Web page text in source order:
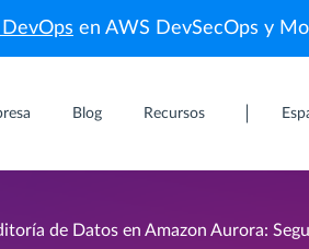
en AWS DevSecOps y
Blog Recursos
de Datos en Amazon Aurora: